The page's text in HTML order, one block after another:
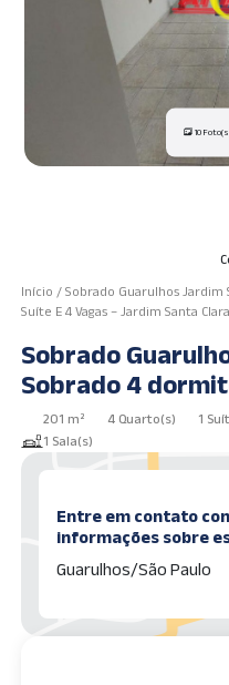
10
Início /Sobrado Guarulhos Jardim
Suíte E 4 Vagas – Jardim Santa
Sobrado
Sobrado 4
vagas – Jardim
AI18063
201 m² 4 Quarto(s) 1
1 Sala(s)
Entre em contato
informações sobre
Guarulhos/São Paulo